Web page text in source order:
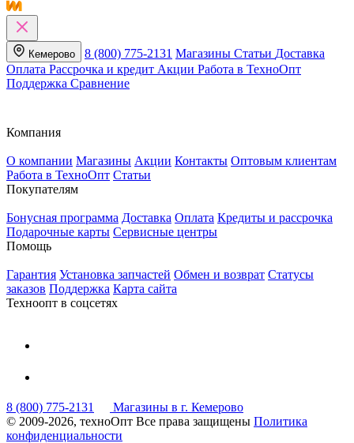
Кемерово 8 (800) 775-2131 Магазины Статьи Доставка
Оплата Рассрочка и кредит Акции Работа в ТехноОпт
Поддержка Сравнение
Компания
О компании Магазины Акции Контакты Оптовым клиентам
Работа в ТехноОпт Статьи
Покупателям
Бонусная программа Доставка Оплата Кредиты и рассрочка
Подарочные карты Сервисные центры
Помощь
Гарантия Установка запчастей Обмен и возврат Статусы
заказов Поддержка Карта сайта
Техноопт в соцсетях
8 (800) 775-2131
Магазины в г. Кемерово
© 2009-2026, техноОпт Все права защищены Политика
конфиденциальности